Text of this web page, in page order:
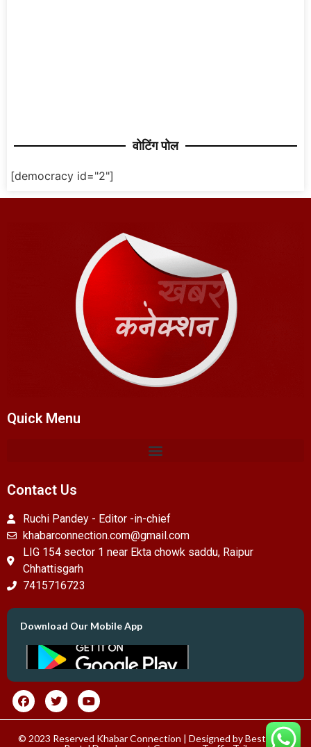
वोटिंग पोल
[democracy id="2"]
Quick Menu
Contact Us
Ruchi Pandey - Editor -in-chief
khabarconnection.com@gmail.com
LIG 154 sector 1 near Ekta chowk saddu, Raipur
Chhattisgarh
7415716723
Download Our Mobile App
© 2023 Reserved Khabar Connection | Designed byBest News